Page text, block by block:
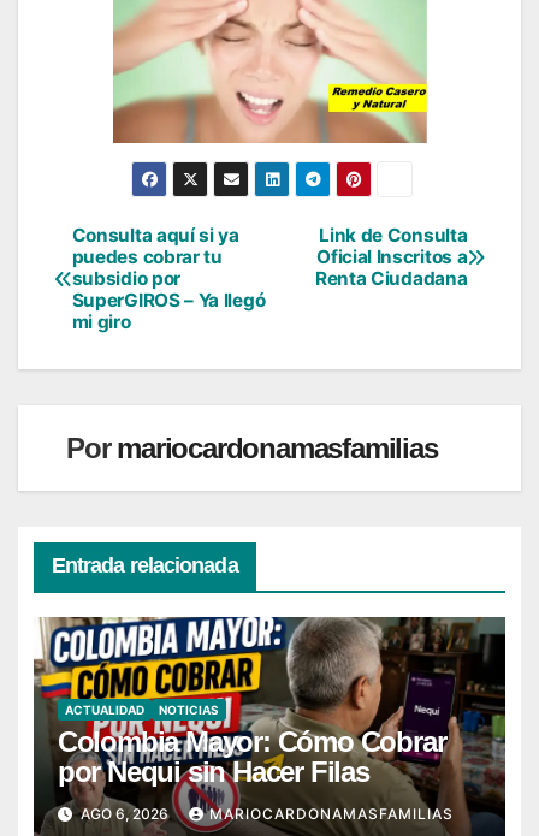
Navegación
de
entradas
Link de Consulta
Oficial Inscritos a
Renta Ciudadana
Consulta aquí si ya
puedes cobrar tu
subsidio por
SuperGIROS – Ya llegó
mi giro
Pormariocardonamasfamilias
Entrada relacionada
ACTUALIDAD NOTICIAS
Colombia Mayor: Cómo Cobrar
por Nequi sin Hacer Filas
AGO 6, 2026 MARIOCARDONAMASFAMILIAS